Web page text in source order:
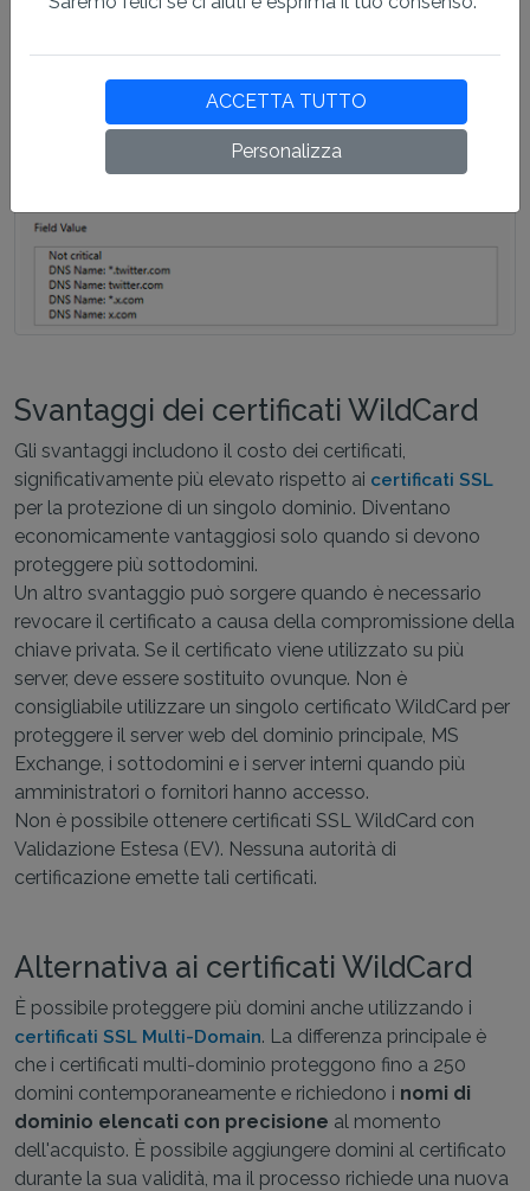
Svantaggi dei certificati WildCard
Gli svantaggi includono il costo dei certificati,
significativamente più elevato rispetto ai certificati SSL
per la protezione di un singolo dominio. Diventano
economicamente vantaggiosi solo quando si devono
proteggere più sottodomini.
Un altro svantaggio può sorgere quando è necessario
revocare il certificato a causa della compromissione della
chiave privata. Se il certificato viene utilizzato su più
server, deve essere sostituito ovunque. Non è
consigliabile utilizzare un singolo certificato WildCard per
proteggere il server web del dominio principale, MS
Exchange, i sottodomini e i server interni quando più
amministratori o fornitori hanno accesso.
Non è possibile ottenere certificati SSL WildCard con
Validazione Estesa (EV). Nessuna autorità di
certificazione emette tali certificati.
Alternativa ai certificati WildCard
È possibile proteggere più domini anche utilizzando i
certificati SSL Multi-Domain. La differenza principale è
che i certificati multi-dominio proteggono fino a 250
domini contemporaneamente e richiedono i nomi di
dominio elencati con precisione al momento
dell'acquisto. È possibile aggiungere domini al certificato
durante la sua validità, ma il processo richiede una nuova
ACCETTA TUTTO
Personalizza